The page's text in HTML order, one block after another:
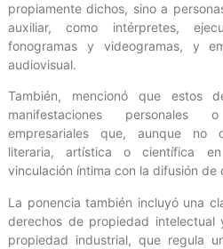
propiamente dichos, sino a
auxiliar, como intérpretes,
fonogramas y videogramas, y
audiovisual.
También, mencionó que estos
manifestaciones personales
empresariales que, aunque no
literaria, artística o científica
vinculación íntima con la difusión de
La ponencia también incluyó una
derechos de propiedad intelectual
propiedad industrial, que regula